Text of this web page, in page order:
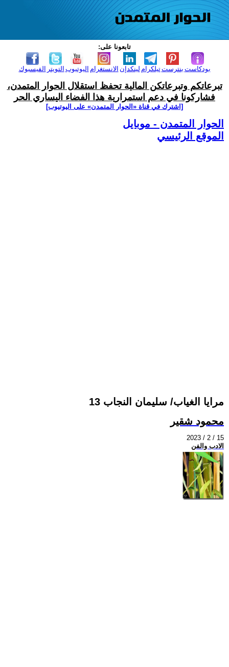
تابعونا على:
الفيسبوك التويتر اليوتيوب الانستغرام لينكدإن تيلكرامبنترست بودكاست
تبرعاتكم وتبرعاتكن المالية تحفظ استقلال الحوار المتمدن،
فشاركونا في دعم استمرارية هذا الفضاء اليساري الحر
[اشترك في قناة ‫«الحوار المتمدن» على اليوتيوب]
الحوار المتمدن - موبايل
الموقع الرئيسي
مرايا الغياب/ سليمان النجاب 13
محمود شقير
2023 / 2 / 15
الادب والفن